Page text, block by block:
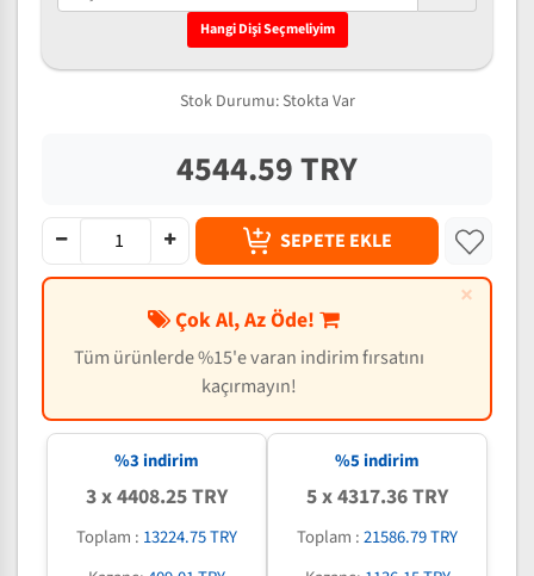
Hangi Dişi Seçmeliyim
Stok Durumu: Stokta Var
4544.59 TRY
SEPETE EKLE
×
Çok Al, Az Öde!
Tüm ürünlerde %15'e varan indirim fırsatını
kaçırmayın!
%3 indirim
3 x 4408.25 TRY
Toplam : 13224.75 TRY
%5 indirim
5 x 4317.36 TRY
Toplam :21586.79 TRY